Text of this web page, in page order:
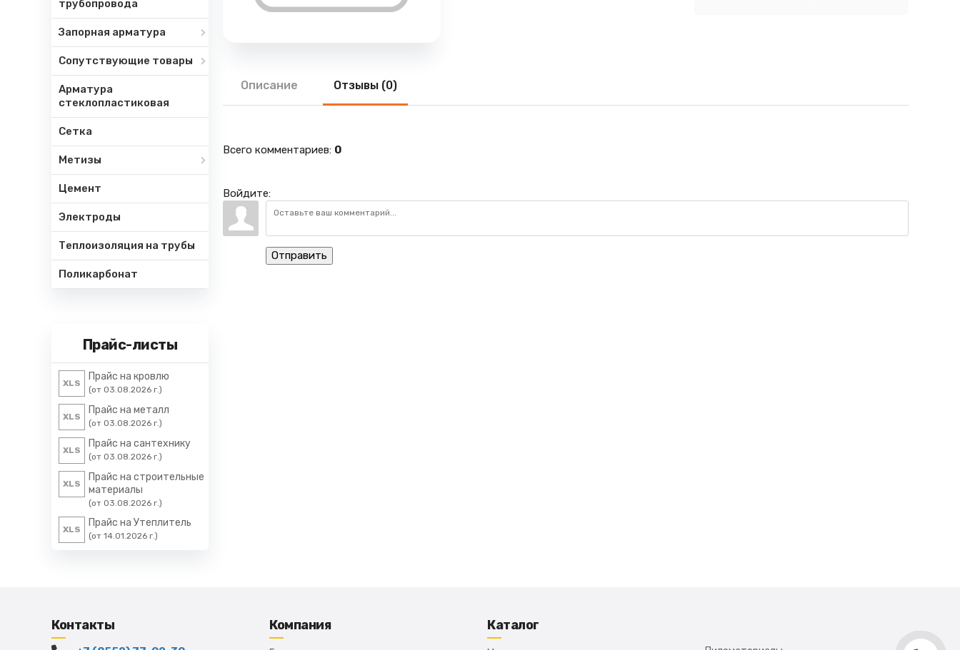
трубопровода
Запорная арматура
Сопутствующие товары
Арматура
стеклопластиковая
Сетка
Метизы
Цемент
Электроды
Теплоизоляция на трубы
Поликарбонат
Прайс-листы
XLS
Прайс на кровлю
(от 03.08.2026 г.)
XLS
Прайс на металл
(от 03.08.2026 г.)
XLS
Прайс на сантехнику
(от 03.08.2026 г.)
XLS
Прайс на строительные
материалы
(от 03.08.2026 г.)
XLS
Прайс на Утеплитель
(от 14.01.2026 г.)
Описание Отзывы (0)
Всего комментариев: 0
Войдите:
Отправить
Контакты Компания Каталог